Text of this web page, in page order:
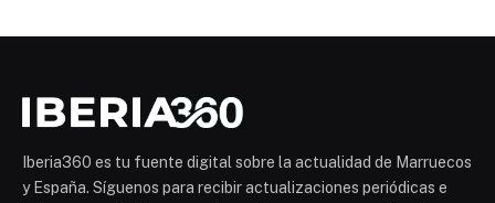
Iberia360 es tu fuente digital sobre la actualidad de Marruecos
y España. Síguenos para recibir actualizaciones periódicas e